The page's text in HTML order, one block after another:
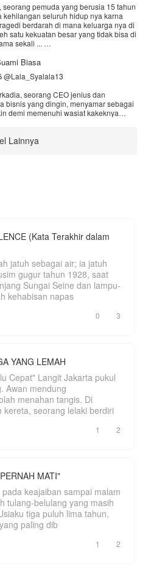
tersisa: berani nggak, Kirana,
pada orang yang paling dilarang buat
seorang pemuda yang berusia 15 tahun
kehilangan seluruh hidup nya karna
berdarah di mana keluarga nya di
satu kekuatan besar yang tidak bisa di
sekali ...
hanya karena tuan muda dari kekuatan
tragedi itu terjadi, namun Han Yue
dalam ...
jurang itu dia bertemu dengan sosok
tubuh roh itu Han Yue belajar
Biasa
@Lala_Syalala13
seorang CEO jenius dan
bisnis yang dingin, menyamar sebagai
demi memenuhi wasiat kakeknya
menikahi Arumi, gadis sederhana
yang dijadikan "pelayan" dan
untuk membalas setiap tetes air
dan mengangkat derajat istrinya
penindasnya berlutut memohon
kelanjutannya???
Lainnya
(Kata Terakhir dalam
jatuh sebagai air; ia jatuh
gugur tahun 1928, saat
Sungai Seine dan lampu-
kehabisan napas
0 3
YANG LEMAH
Jakarta pukul
Awan mendung
menahan tangis. Di
kereta, seorang lelaki berdiri
1 2
MATI"
keajaiban sampai malam
tulang-belulang yang masih
paling dib
1 2